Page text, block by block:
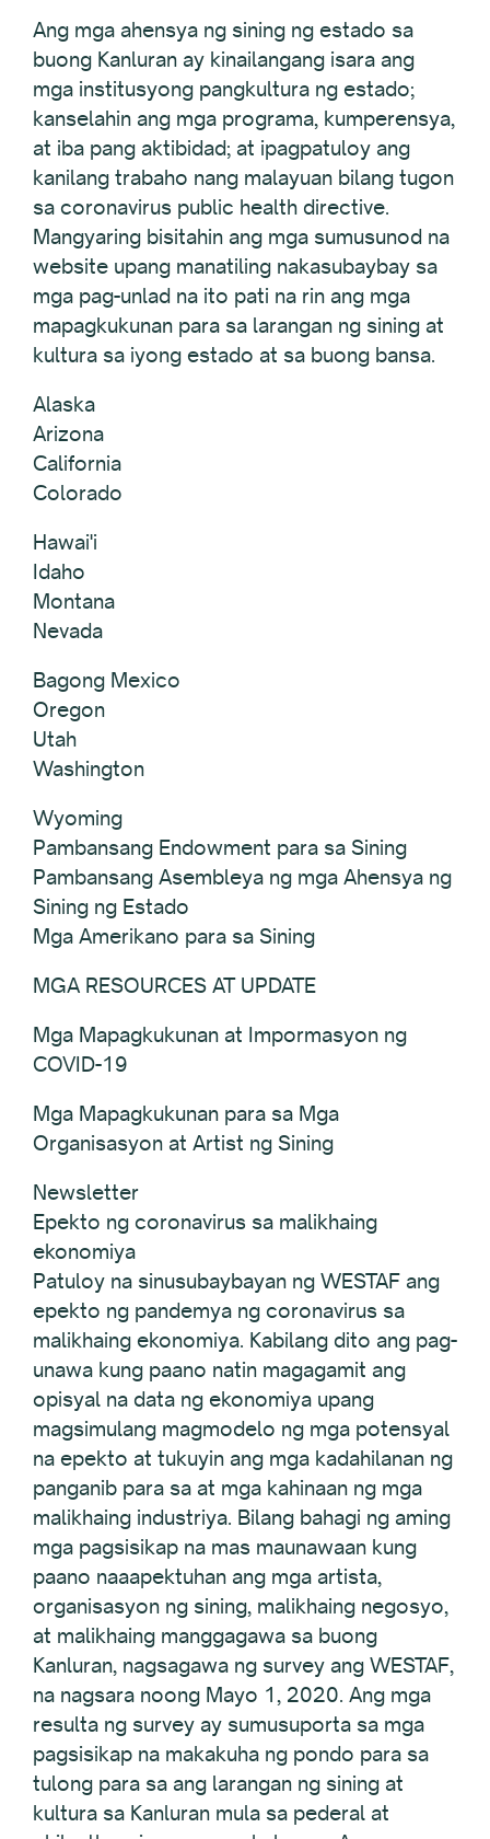
Ang mga ahensya ng sining ng estado sa
buong Kanluran ay kinailangang isara ang
mga institusyong pangkultura ng estado;
kanselahin ang mga programa, kumperensya,
at iba pang aktibidad; at ipagpatuloy ang
kanilang trabaho nang malayuan bilang tugon
sa coronavirus public health directive.
Mangyaring bisitahin ang mga sumusunod na
website upang manatiling nakasubaybay sa
mga pag-unlad na ito pati na rin ang mga
mapagkukunan para sa larangan ng sining at
kultura sa iyong estado at sa buong bansa.
Alaska
Arizona
California
Colorado
Hawai'i
Idaho
Montana
Nevada
Bagong Mexico
Oregon
Utah
Washington
Wyoming
Pambansang Endowment para sa Sining
Pambansang Asembleya ng mga Ahensya ng
Sining ng Estado
Mga Amerikano para sa Sining
MGA RESOURCES AT UPDATE
Mga Mapagkukunan at Impormasyon ng
COVID-19
Mga Mapagkukunan para sa Mga
Organisasyon at Artist ng Sining
Newsletter
Epekto ng coronavirus sa malikhaing
ekonomiya
Patuloy na sinusubaybayan ng WESTAF ang
epekto ng pandemya ng coronavirus sa
malikhaing ekonomiya. Kabilang dito ang pag-
unawa kung paano natin magagamit ang
opisyal na data ng ekonomiya upang
magsimulang magmodelo ng mga potensyal
na epekto at tukuyin ang mga kadahilanan ng
panganib para sa at mga kahinaan ng mga
malikhaing industriya. Bilang bahagi ng aming
mga pagsisikap na mas maunawaan kung
paano naaapektuhan ang mga artista,
organisasyon ng sining, malikhaing negosyo,
at malikhaing manggagawa sa buong
Kanluran, nagsagawa ng survey ang WESTAF,
na nagsara noong Mayo 1, 2020. Ang mga
resulta ng survey ay sumusuporta sa mga
pagsisikap na makakuha ng pondo para sa
tulong para sa ang larangan ng sining at
kultura sa Kanluran mula sa pederal at